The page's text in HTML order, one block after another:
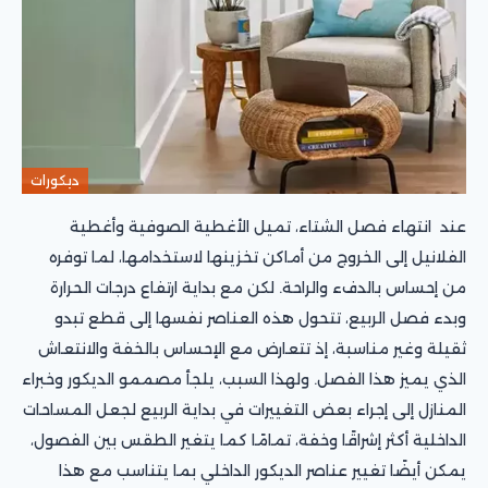
ديكورات
عند انتهاء فصل الشتاء، تميل الأغطية الصوفية وأغطية
الفلانيل إلى الخروج من أماكن تخزينها لاستخدامها، لما توفره
من إحساس بالدفء والراحة. لكن مع بداية ارتفاع درجات الحرارة
وبدء فصل الربيع، تتحول هذه العناصر نفسها إلى قطع تبدو
ثقيلة وغير مناسبة، إذ تتعارض مع الإحساس بالخفة والانتعاش
الذي يميز هذا الفصل. ولهذا السبب، يلجأ مصممو الديكور وخبراء
المنازل إلى إجراء بعض التغييرات في بداية الربيع لجعل المساحات
الداخلية أكثر إشراقًا وخفة، تمامًا كما يتغير الطقس بين الفصول،
يمكن أيضًا تغيير عناصر الديكور الداخلي بما يتناسب مع هذا